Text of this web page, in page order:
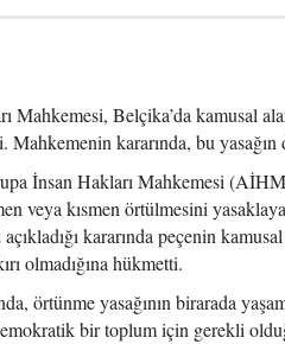
Mahkemesi, Belçika’da kamusal
Mahkemenin kararında, bu
İnsan Hakları Mahkemesi
veya kısmen örtülmesini
kararında peçenin
olmadığına hükmetti.
örtünme yasağının birarada
bir toplum için gerekli